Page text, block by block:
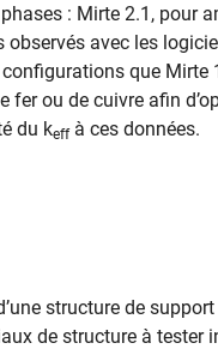
: Mirte 2.1, pour
avec les
que
ou de cuivre afin
du keffà ces données.
structure de
de structure à tester